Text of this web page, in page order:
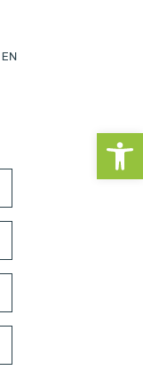
Barra de
EN